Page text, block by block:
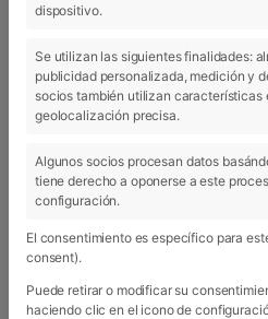
dispositivo.
Se utilizan las siguientes finalidades:
publicidad personalizada, medición y
socios también utilizan características
geolocalización precisa.
Algunos socios procesan datos
tiene derecho a oponerse a este
configuración.
El consentimiento es específico para
consent).
Puede retirar o modificar su
haciendo clic en el icono de